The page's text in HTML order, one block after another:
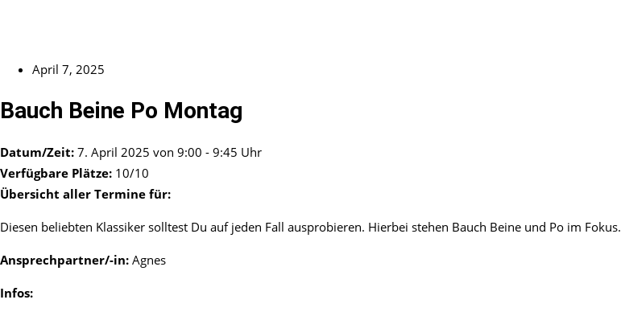
April 7, 2025
Bauch Beine Po Montag
Datum/Zeit: 7. April 2025 von 9:00 - 9:45 Uhr
Verfügbare Plätze: 10/10
Übersicht aller Termine für:
Diesen beliebten Klassiker solltest Du auf jeden Fall ausprobieren. Hierbei stehen Bauch Beine und Po im Fokus.
Ansprechpartner/-in: Agnes
Infos: